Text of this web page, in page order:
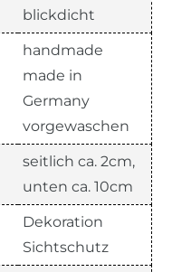
blickdicht
handmade
made in
Germany
vorgewaschen
seitlich ca. 2cm,
unten ca. 10cm
Dekoration
Sichtschutz